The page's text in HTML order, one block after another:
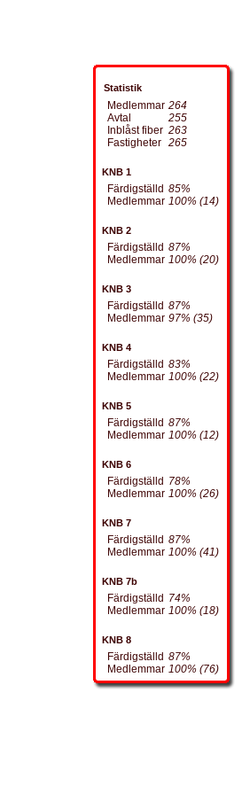
Statistik
Medlemmar 264
Avtal
255
Inblåst fiber 263
Fastigheter 265
KNB 1
Färdigställd 85%
Medlemmar 100% (14)
KNB 2
Färdigställd 87%
Medlemmar 100% (20)
KNB 3
Färdigställd 87%
Medlemmar 97% (35)
KNB 4
Färdigställd 83%
Medlemmar 100% (22)
KNB 5
Färdigställd 87%
Medlemmar 100% (12)
KNB 6
Färdigställd 78%
Medlemmar 100% (26)
KNB 7
Färdigställd 87%
Medlemmar 100% (41)
KNB 7b
Färdigställd 74%
Medlemmar 100% (18)
KNB 8
Färdigställd 87%
Medlemmar 100% (76)